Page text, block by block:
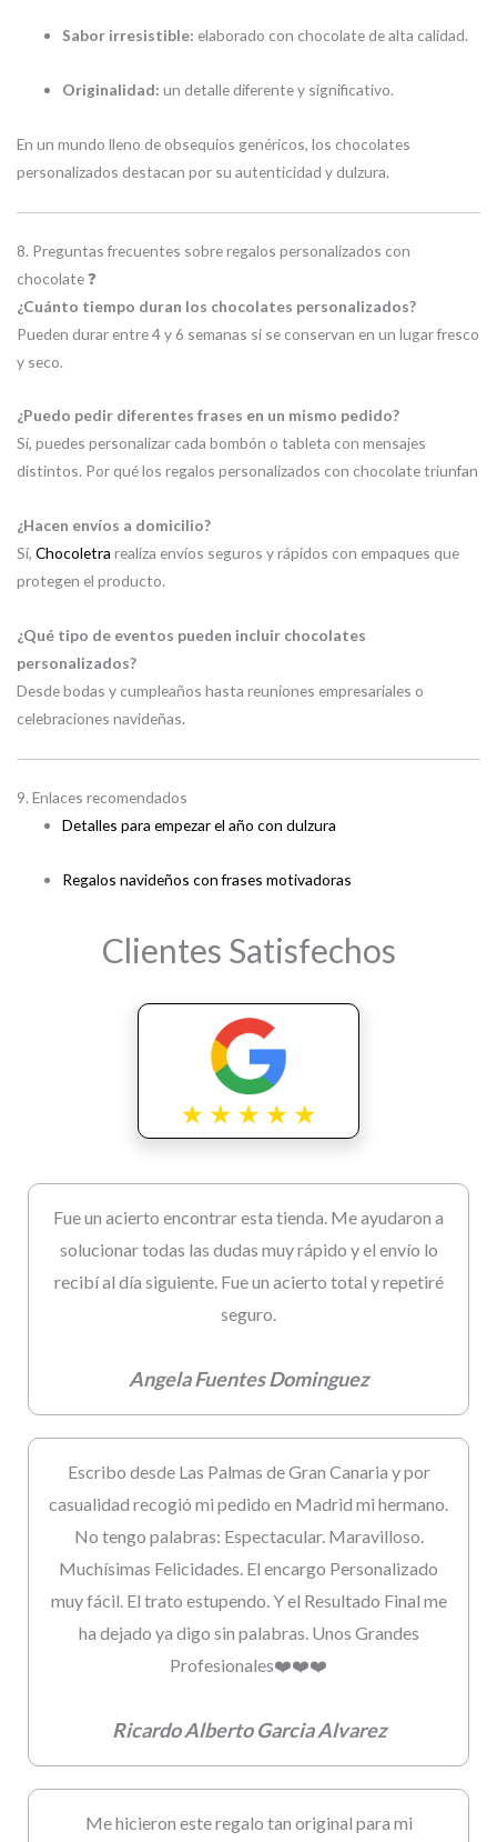
Sabor irresistible: elaborado con chocolate de alta calidad.
Originalidad: un detalle diferente y significativo.
En un mundo lleno de obsequios genéricos, los chocolates
personalizados destacan por su autenticidad y dulzura.
8. Preguntas frecuentes sobre regalos personalizados con
chocolate ❓
¿Cuánto tiempo duran los chocolates personalizados?
Pueden durar entre 4 y 6 semanas si se conservan en un lugar fresco
y seco.
¿Puedo pedir diferentes frases en un mismo pedido?
Sí, puedes personalizar cada bombón o tableta con mensajes
distintos. Por qué los regalos personalizados con chocolate triunfan
¿Hacen envíos a domicilio?
Sí, Chocoletra realiza envíos seguros y rápidos con empaques que
protegen el producto.
¿Qué tipo de eventos pueden incluir chocolates
personalizados?
Desde bodas y cumpleaños hasta reuniones empresariales o
celebraciones navideñas.
9. Enlaces recomendados
Detalles para empezar el año con dulzura
Regalos navideños con frases motivadoras
Clientes Satisfechos
Fue un acierto encontrar esta tienda. Me ayudaron a
solucionar todas las dudas muy rápido y el envío lo
recibí al día siguiente. Fue un acierto total y repetiré
seguro.
Angela Fuentes Dominguez
Escribo desde Las Palmas de Gran Canaria y por
casualidad recogió mi pedido en Madrid mi hermano.
No tengo palabras: Espectacular. Maravilloso.
Muchísimas Felicidades. El encargo Personalizado
muy fácil. El trato estupendo. Y el Resultado Final me
ha dejado ya digo sin palabras. Unos Grandes
Profesionales❤️❤️❤️
Ricardo Alberto Garcia Alvarez
Me hicieron este regalo tan original para mi